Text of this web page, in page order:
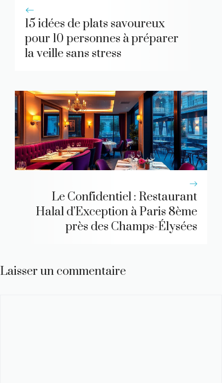
15 idées de plats savoureux
pour 10 personnes à préparer
la veille sans stress
Le Confidentiel : Restaurant
Halal d’Exception à Paris 8ème
près des Champs-Élysées
Laisser un commentaire